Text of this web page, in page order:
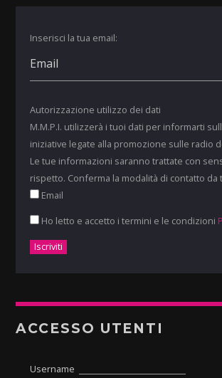
Inserisci la tua email:
Autorizzazione utilizzo dei dati
M.M.P.I. utilizzerà i tuoi dati per informarti
iniziative legate alla promozione sulle radio
Le tue informazioni saranno trattate con
rispetto. Conferma la modalità di contatto da
Email
Ho letto e accetto i termini e le condizioni
ACCESSO UTENTI
Username